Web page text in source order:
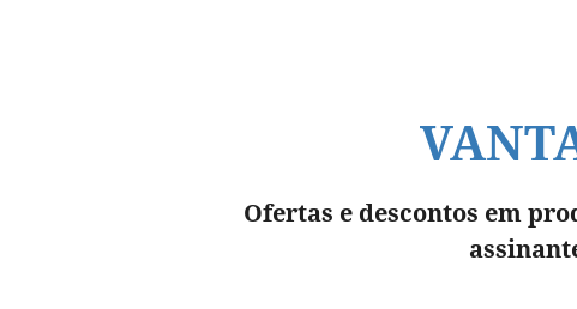
Ofertas e descontos em